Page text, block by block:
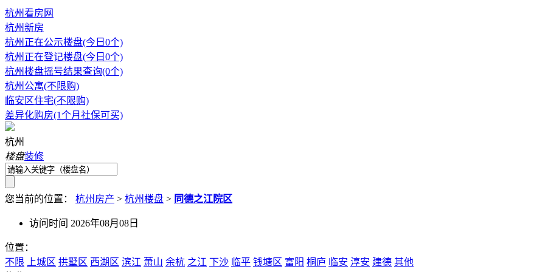
杭州看房网
杭州新房
杭州正在公示楼盘(今日0个)
杭州正在登记楼盘(今日0个)
杭州楼盘摇号结果查询(0个)
杭州公寓(不限购)
临安区住宅(不限购)
差异化购房(1个月社保可买)
杭州
楼盘装修
您当前的位置： 杭州房产 > 杭州楼盘 > 同德之江院区
访问时间 2026年08月08日
位置：
不限
上城区 拱墅区 西湖区 滨江 萧山 余杭 之江 下沙 临平 钱塘区 富阳 桐庐 临安 淳安 建德 其他